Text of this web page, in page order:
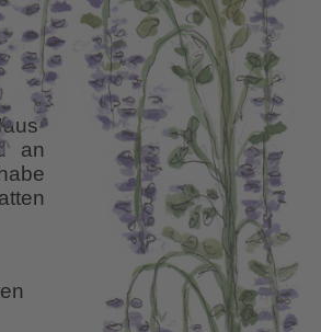
an